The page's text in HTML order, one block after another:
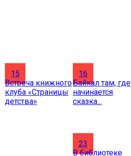
15
Встреча книжного
клуба «Страницы
детства»
16
Байкал там, где
начинается
сказка...
23
В библиотеке